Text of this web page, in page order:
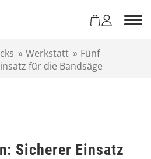
» Werkstatt » Fünf
für die Bandsäge
Sicherer Einsatz